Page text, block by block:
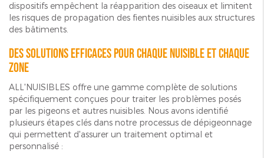
dispositifs empêchent la réapparition des oiseaux et limitent
les risques de propagation des fientes nuisibles aux structures
des bâtiments.
Des solutions efficaces pour chaque nuisible et chaque
zone
ALL'NUISIBLES offre une gamme complète de solutions
spécifiquement conçues pour traiter les problèmes posés
par les pigeons et autres nuisibles. Nous avons identifié
plusieurs étapes clés dans notre processus de dépigeonnage
qui permettent d'assurer un traitement optimal et
personnalisé :